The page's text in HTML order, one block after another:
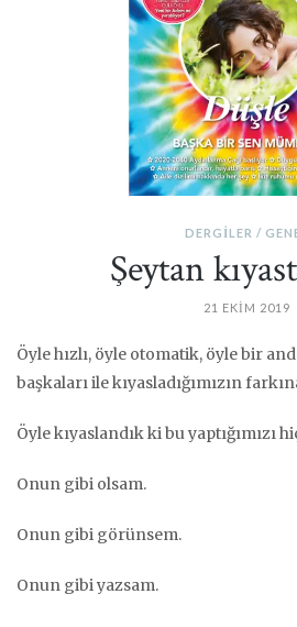
DERGILER
Şeytan
21 EKIM 2019
Öyle hızlı, öyle otomatik, öyle bir
başkaları ile kıyasladığımızın
Öyle kıyaslandık ki bu yaptığımızı
Onun gibi olsam.
Onun gibi görünsem.
Onun gibi yazsam.